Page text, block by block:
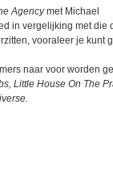
Agencymet Michael
in vergelijking met die
vooraleer je kunt
naar voor worden
Little House On The